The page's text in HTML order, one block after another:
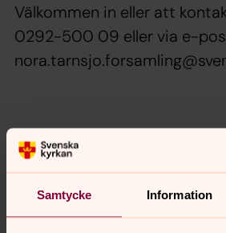
Samtycke Information
Välkommen in eller att
0292-500 09 eller via e-
Synpunkter eller frågor
innehåll?
Dela